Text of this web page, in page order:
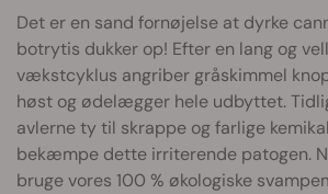
Det er en sand fornøjelse at dyrke
botrytis dukker op! Efter en lang og
vækstcyklus angriber gråskimmel
høst og ødelægger hele udbyttet.
avlerne ty til skrappe og farlige
bekæmpe dette irriterende patogen.
bruge vores 100 % økologiske